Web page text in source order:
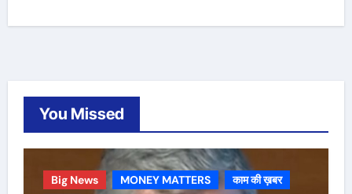
You Missed
Big News MONEY MATTERS
काम की ख़बर